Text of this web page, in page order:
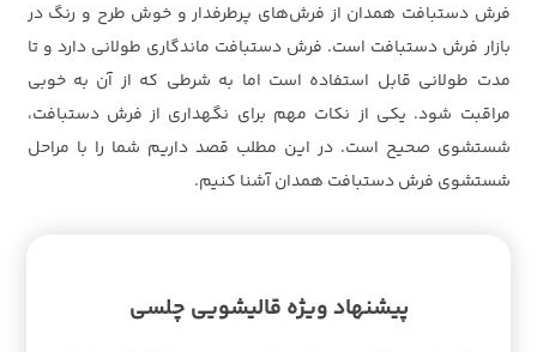
فرش دستبافت همدان از فرش‌های پرطرفدار و خوش طرح و رنگ در
بازار فرش دستبافت است. فرش دستبافت ماندگاری طولانی دارد و تا
مدت طولانی قابل استفاده است اما به شرطی که از آن به خوبی
مراقبت شود. یکی از نکات مهم برای نگهداری از فرش دستبافت،
شستشوی صحیح است. در این مطلب قصد داریم شما را با مراحل
شستشوی فرش دستبافت همدان آشنا کنیم.
پیشنهاد ویژه قالیشویی چلسی